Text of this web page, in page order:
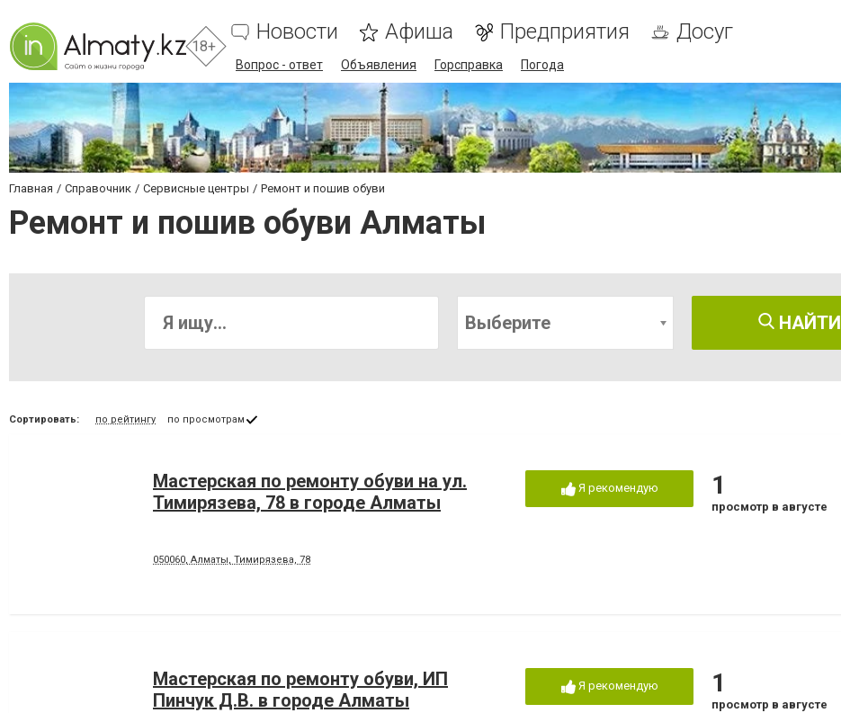
18+
Новости Афиша Предприятия Досуг
Вопрос - ответ Объявления Горсправка Погода
Главная Справочник Сервисные центры Ремонт и пошив обуви
Ремонт и пошив обуви Алматы
Выберите НАЙТИ
Сортировать: по рейтингу по просмотрам
Мастерская по ремонту обуви на ул.
Тимирязева, 78 в городе Алматы
050060, Алматы, Тимирязева, 78
Я рекомендую 1
просмотр в августе
Мастерская по ремонту обуви, ИП
Пинчук Д.В. в городе Алматы
Я рекомендую 1
просмотр в августе